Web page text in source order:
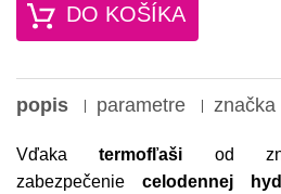
DO KOŠÍKA
popis parametre značka
Vďakatermofľaši od
zabezpečenie celodennej